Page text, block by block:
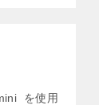
を使用